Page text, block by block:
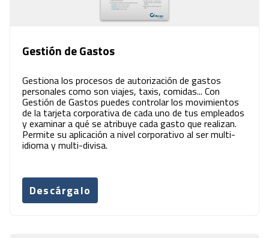
Gestión de Gastos
Gestiona los procesos de autorización de gastos
personales como son viajes, taxis, comidas... Con
Gestión de Gastos puedes controlar los movimientos
de la tarjeta corporativa de cada uno de tus empleados
y examinar a qué se atribuye cada gasto que realizan.
Permite su aplicación a nivel corporativo al ser multi-
idioma y multi-divisa.
Descárgalo